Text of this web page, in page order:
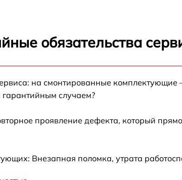
обязательства
на смонтированные комплектующие
гарантийным случаем?
проявление дефекта, который
Внезапная поломка, утрата